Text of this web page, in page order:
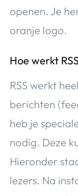
openen. Je
oranje logo.
Hoe werkt
RSS werkt
berichten
heb je
nodig. Deze
Hieronder
lezers. Na